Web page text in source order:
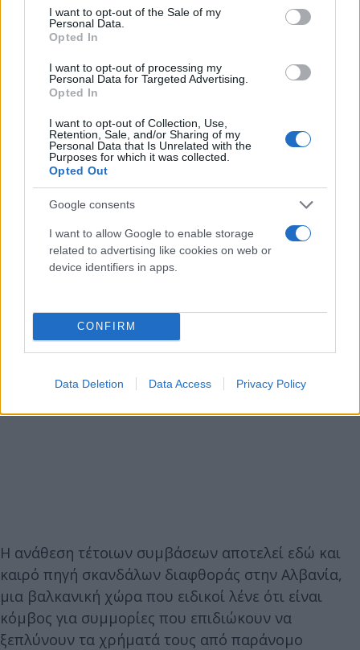
consent section.
I want to opt-out of the Sale of my
Personal Data.
Opted In
I want to opt-out of processing my
Personal Data for Targeted Advertising.
Opted In
I want to opt-out of Collection, Use,
Retention, Sale, and/or Sharing of my
Personal Data that Is Unrelated with the
Purposes for which it was collected.
Opted Out
Google consents
I want to allow Google to enable storage
related to advertising like cookies on web or
device identifiers in apps.
CONFIRM
Data Deletion Data Access Privacy Policy
Η ανάθεση τέτοιων συμβάσεων αποτελεί εδώ και
καιρό πηγή σκανδάλων διαφθοράς στην Αλβανία,
μια βαλκανική χώρα που ειδικοί λένε ότι είναι
κόμβος για συμμορίες που επιδιώκουν να
ξεπλύνουν τα χρήματά τους από παράνομο